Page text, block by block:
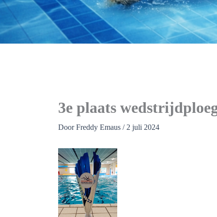
3e plaats
DoorFreddy Emaus / 2 juli 2024